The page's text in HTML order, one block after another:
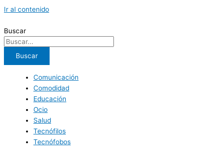
Ir al contenido
Buscar
Buscar
Comunicación
Comodidad
Educación
Ocio
Salud
Tecnófilos
Tecnófobos